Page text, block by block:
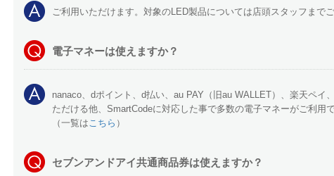
ご利用いただけます。対象のLED製品については店頭スタッフまでご
電子マネーは使えますか？
nanaco、dポイント、d払い、au PAY（旧au WALLET）、楽天ペ
ただける他、SmartCodeに対応した事で多数の電子マネーがご利用で
（一覧はこちら ）
セブンアンドアイ共通商品券は使えますか？